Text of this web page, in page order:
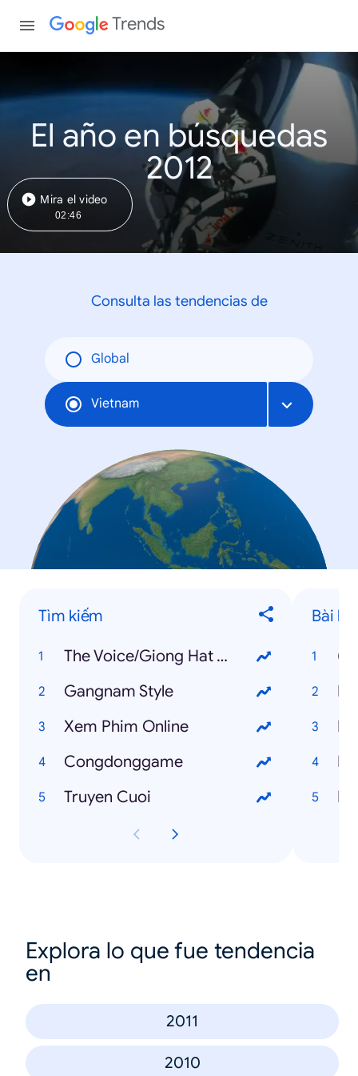
Trends
El año en búsquedas
2012
Mira el video
02:46
Consulta las tendencias de
Global
Vietnam
Tìm kiếm
The Voice/Giong Hat Viet
Gangnam Style
Xem Phim Online
Congdonggame
Truyen Cuoi
Bài
I
Explora lo que fue tendencia
en
2011
2010